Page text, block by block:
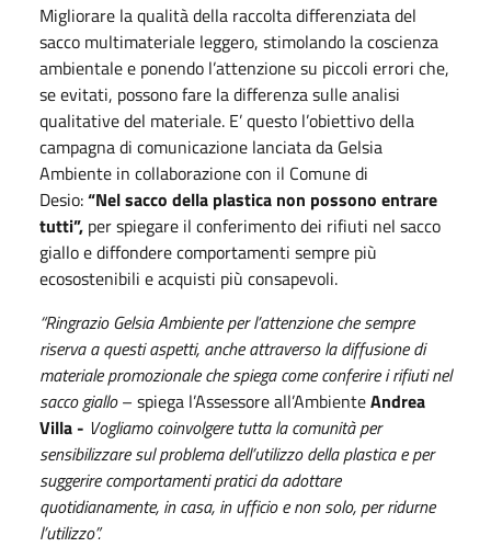
Migliorare la qualità della raccolta differenziata del
sacco multimateriale leggero, stimolando la coscienza
ambientale e ponendo l’attenzione su piccoli errori che,
se evitati, possono fare la differenza sulle analisi
qualitative del materiale. E’ questo l’obiettivo della
campagna di comunicazione lanciata da Gelsia
Ambiente in collaborazione con il Comune di
Desio:“Nel sacco della plastica non possono entrare
tutti”, per spiegare il conferimento dei rifiuti nel sacco
giallo e diffondere comportamenti sempre più
ecosostenibili e acquisti più consapevoli.
“Ringrazio Gelsia Ambiente per l’attenzione che sempre
riserva a questi aspetti, anche attraverso la diffusione di
materiale promozionale che spiega come conferire i rifiuti nel
sacco giallo– spiega l’Assessore all’AmbienteAndrea
Villa - Vogliamo coinvolgere tutta la comunità per
sensibilizzare sul problema dell’utilizzo della plastica e per
suggerire comportamenti pratici da adottare
quotidianamente, in casa, in ufficio e non solo, per ridurne
l’utilizzo”.